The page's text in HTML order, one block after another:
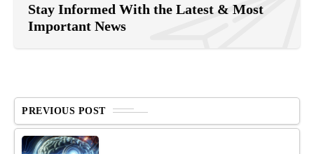
Stay Informed With the Latest & Most
Important News
PREVIOUS POST